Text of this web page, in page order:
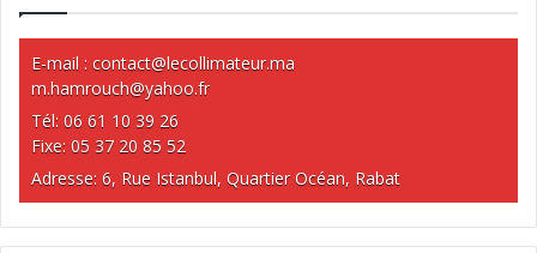
E-mail : contact@lecollimateur.ma
m.hamrouch@yahoo.fr
Tél: 06 61 10 39 26
Fixe: 05 37 20 85 52
Adresse: 6, Rue Istanbul, Quartier Océan, Rabat